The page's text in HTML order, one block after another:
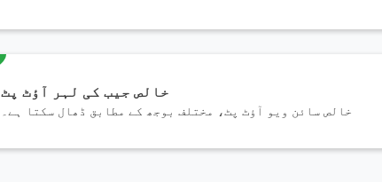
خالص جیب کی لہر آؤٹ پٹ
خالص سائن ویو آؤٹ پٹ، مختلف بوجھ کے مطابق ڈھال سکتا ہے۔